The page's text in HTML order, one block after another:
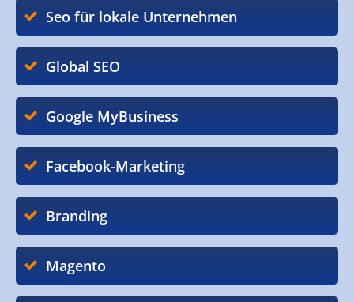
Seo für lokale Unternehmen
Global SEO
Google MyBusiness
Facebook-Marketing
Branding
Magento